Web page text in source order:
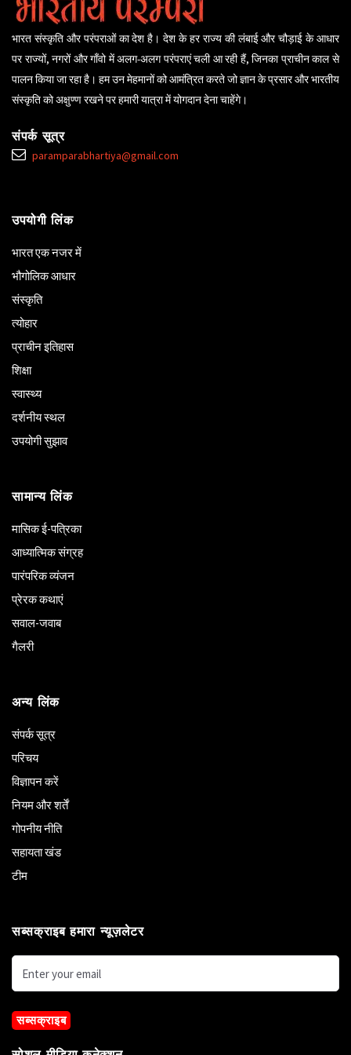
भारत संस्कृति और परंपराओं का देश है। देश के हर राज्य की लंबाई और चौड़ाई के आधार
पर राज्यों, नगरों और गाँवो में अलग-अलग परंपराएं चली आ रही हैं, जिनका प्राचीन काल से
पालन किया जा रहा है। हम उन मेहमानों को आमंत्रित करते जो ज्ञान के प्रसार और भारतीय
संस्कृति को अक्षुण्ण रखने पर हमारी यात्रा में योगदान देना चाहेंगे।
संपर्क सूत्र
paramparabhartiya@gmail.com
उपयोगी लिंक
भारत एक नजर में
भौगोलिक आधार
संस्कृति
त्योहार
प्राचीन इतिहास
शिक्षा
स्वास्थ्य
दर्शनीय स्थल
उपयोगी सुझाव
सामान्य लिंक
मासिक ई-पत्रिका
आध्यात्मिक संग्रह
पारंपरिक व्यंजन
प्रेरक कथाएं
सवाल-जवाब
गैलरी
अन्य लिंक
संपर्क सूत्र
परिचय
विज्ञापन करें
नियम और शर्तें
गोपनीय नीति
सहायता खंड
टीम
सब्सक्राइब हमारा न्यूज़लेटर
सब्सक्राइब